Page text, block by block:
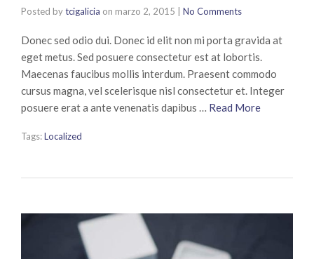
Posted bytcigalicia on marzo 2, 2015 | No Comments
Donec sed odio dui. Donec id elit non mi porta gravida at
eget metus. Sed posuere consectetur est at lobortis.
Maecenas faucibus mollis interdum. Praesent commodo
cursus magna, vel scelerisque nisl consectetur et. Integer
posuere erat a ante venenatis dapibus … Read More
Tags:Localized